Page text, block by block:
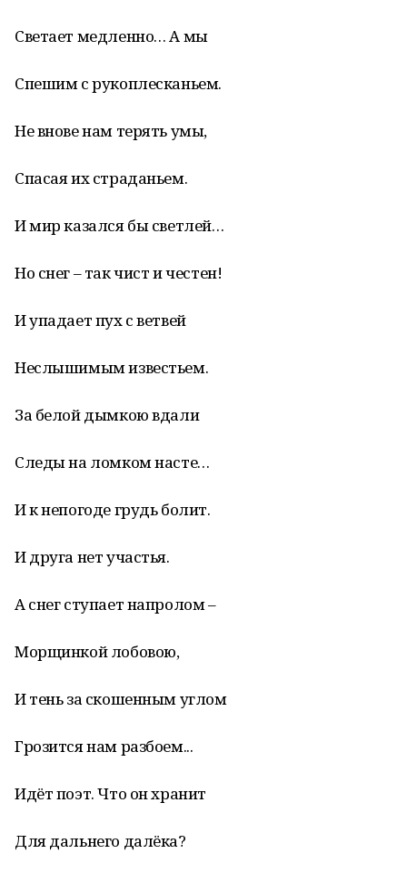
Светает медленно… А мы
Спешим с рукоплесканьем.
Не внове нам терять умы,
Спасая их страданьем.
И мир казался бы светлей…
Но снег – так чист и честен!
И упадает пух с ветвей
Неслышимым известьем.
За белой дымкою вдали
Следы на ломком насте…
И к непогоде грудь болит.
И друга нет участья.
А снег ступает напролом –
Морщинкой лобовою,
И тень за скошенным углом
Грозится нам разбоем...
Идёт поэт. Что он хранит
Для дальнего далёка?